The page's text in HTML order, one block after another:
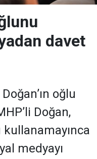
davet
oğlu
Doğan,
medyayı